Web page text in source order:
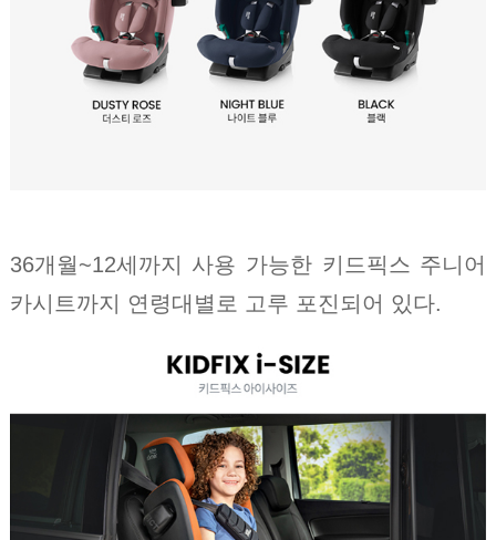
36개월~12세까지 사용 가능한 키드픽스 주니어
카시트까지 연령대별로 고루 포진되어 있다.